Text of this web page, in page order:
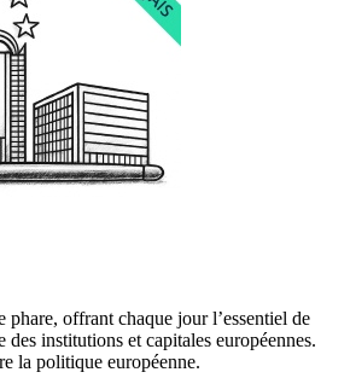
phare, offrant chaque jour l’essentiel de
des institutions et capitales européennes.
la politique européenne.